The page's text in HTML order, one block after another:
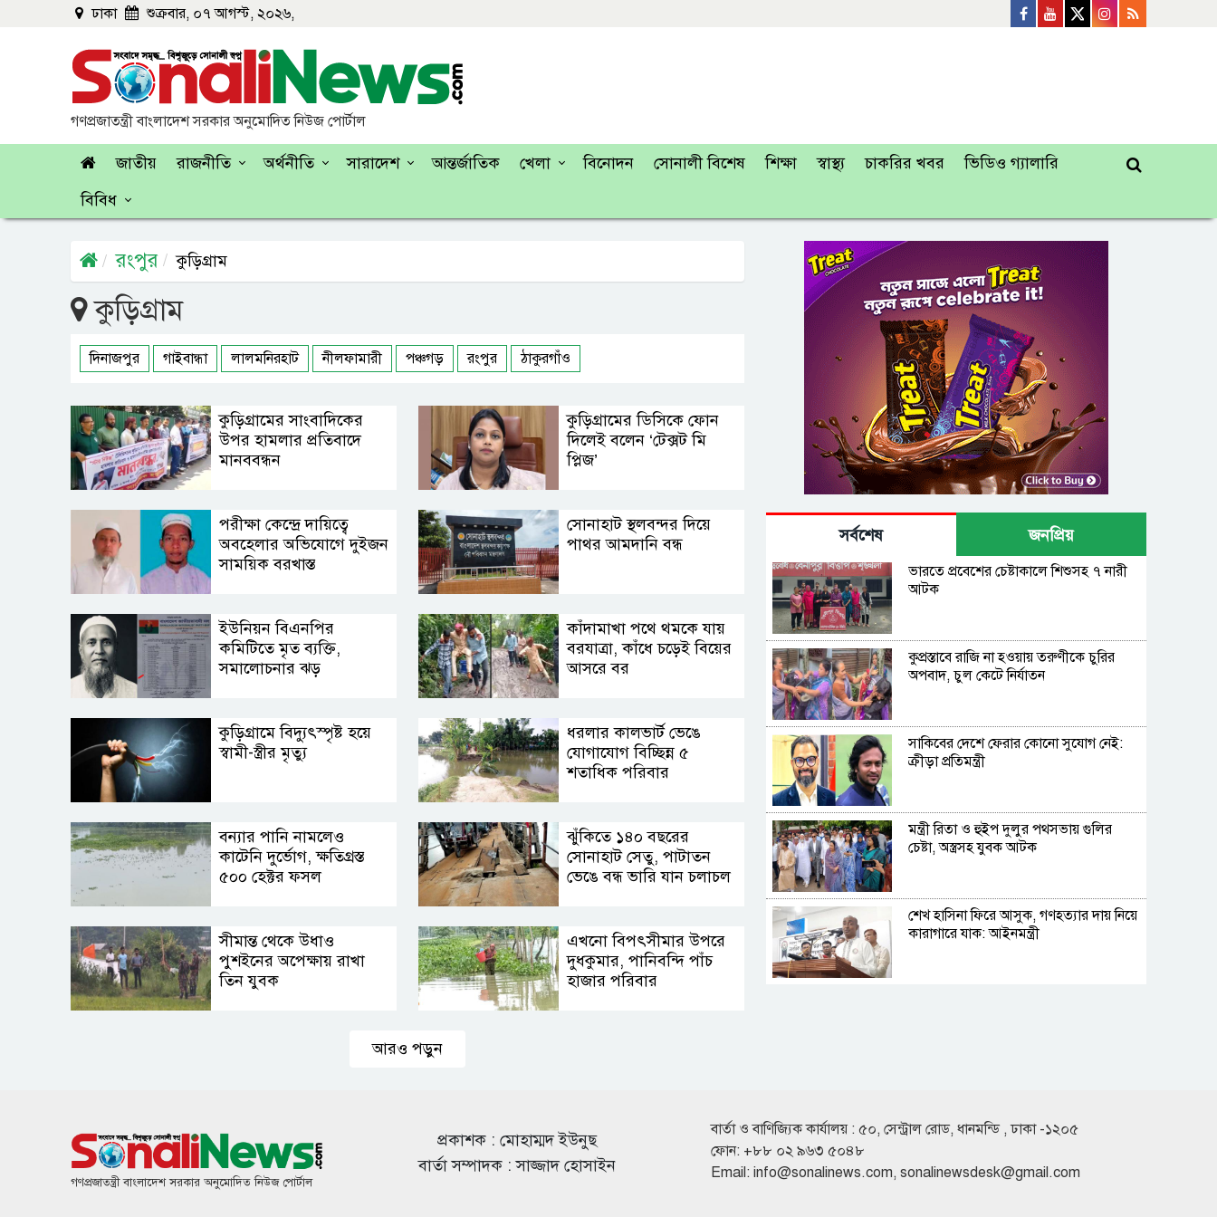
ঢাকা শুক্রবার, ০৭ আগস্ট, ২০২৬,
গণপ্রজাতন্ত্রী বাংলাদেশ সরকার অনুমোদিত নিউজ পোর্টাল
জাতীয় রাজনীতি অর্থনীতি সারাদেশ আন্তর্জাতিক খেলা বিনোদন সোনালী বিশেষ শিক্ষা স্বাস্থ্য চাকরির খবর
ভিডিও গ্যালারি
বিবিধ
রংপুর কুড়িগ্রাম
কুড়িগ্রাম
দিনাজপুর গাইবান্ধা লালমনিরহাট নীলফামারী পঞ্চগড় রংপুর ঠাকুরগাঁও
কুড়িগ্রামের সাংবাদিকের
উপর হামলার প্রতিবাদে
মানববন্ধন
কুড়িগ্রামের ডিসিকে ফোন
দিলেই বলেন ‘টেক্সট মি
প্লিজ’
পরীক্ষা কেন্দ্রে দায়িত্বে
অবহেলার অভিযোগে দুইজন
সাময়িক বরখাস্ত
সোনাহাট স্থলবন্দর দিয়ে
পাথর আমদানি বন্ধ
ইউনিয়ন বিএনপির
কমিটিতে মৃত ব্যক্তি,
সমালোচনার ঝড়
কাঁদামাখা পথে থমকে যায়
বরযাত্রা, কাঁধে চড়েই বিয়ের
আসরে বর
কু‌ড়িগ্রা‌মে বিদ্যুৎস্পৃষ্ট হয়ে
স্বামী-স্ত্রীর মৃত্যু
ধরলার কালভার্ট ভেঙে
যোগাযোগ বিচ্ছিন্ন ৫
শতাধিক পরিবার
বন্যার পানি নামলেও
কাটেনি দুর্ভোগ, ক্ষতিগ্রস্ত
৫০০ হেক্টর ফসল
ঝুঁকিতে ১৪০ বছরের
সোনাহাট সেতু, পাটাতন
ভেঙে বন্ধ ভারি যান চলাচল
সীমান্ত থেকে উধাও
পুশইনের অপেক্ষায় রাখা
তিন যুবক
এখনো বিপৎসীমার উপরে
দুধকুমার, পানিবন্দি পাঁচ
হাজার পরিবার
আরও পড়ুন
সর্বশেষ জনপ্রিয়
ভারতে প্রবেশের চেষ্টাকালে শিশুসহ ৭ নারী
আটক
কুপ্রস্তাবে রাজি না হওয়ায় তরুণীকে চুরির
অপবাদ, চুল কেটে নির্যাতন
সাকিবের দেশে ফেরার কোনো সুযোগ নেই:
ক্রীড়া প্রতিমন্ত্রী
মন্ত্রী রিতা ও হুইপ দুলুর পথসভায় গুলির
চেষ্টা, অস্ত্রসহ যুবক আটক
শেখ হাসিনা ফিরে আসুক, গণহত্যার দায় নিয়ে
কারাগারে যাক: আইনমন্ত্রী
লিবিয়ায় অপহৃত ১৩ বাংলাদেশি উদ্ধার
গণপ্রজাতন্ত্রী বাংলাদেশ সরকার অনুমোদিত নিউজ পোর্টাল
প্রকাশক : মোহাম্মদ ইউনুছ
বার্তা সম্পাদক : সাজ্জাদ হোসাইন
বার্তা ও বাণিজ্যিক কার্যালয় : ৫০, সেন্ট্রাল রোড, ধানমন্ডি , ঢাকা -১২০৫
ফোন: +৮৮ ০২ ৯৬৩ ৫০৪৮
Email: info@sonalinews.com, sonalinewsdesk@gmail.com